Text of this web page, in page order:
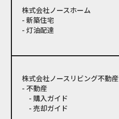
株式会社ノースホーム
- 新築住宅
- 灯油配達
株式会社ノースリビング不動産
- 不動産
- 購入ガイド
- 売却ガイド